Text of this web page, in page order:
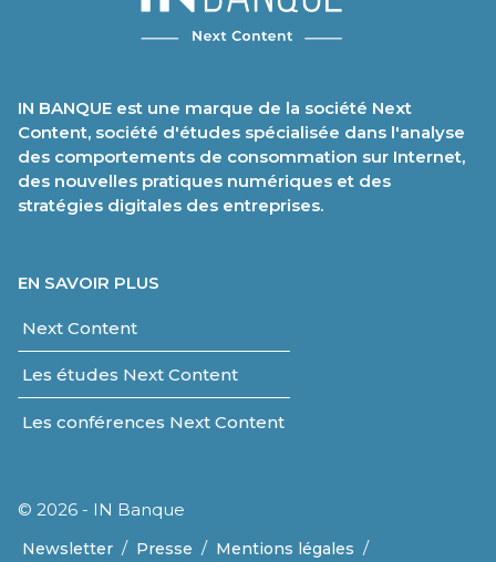
IN BANQUE est une marque de la société Next
Content, société d'études spécialisée dans l'analyse
des comportements de consommation sur Internet,
des nouvelles pratiques numériques et des
stratégies digitales des entreprises.
EN SAVOIR PLUS
Next Content
Les études Next Content
Les conférences Next Content
© 2026 - IN Banque
Newsletter / Presse / Mentions légales /